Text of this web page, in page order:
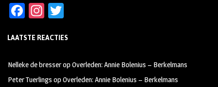
Fa
b
oo
k
In
ag
m
tt
LAATSTE REACTIES
Nelleke de bresseropOverleden: Annie Bolenius – Berkelmans
Peter Tuerlings opOverleden: Annie Bolenius – Berkelmans